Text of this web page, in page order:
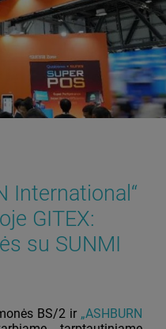
International“
GITEX:
su SUNMI
BS/2 ir „ASHBURN